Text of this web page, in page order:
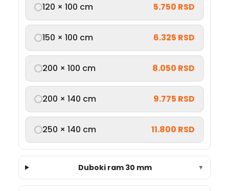
120 × 100 cm 5.750 RSD
150 × 100 cm 6.325 RSD
200 × 100 cm 8.050 RSD
200 × 140 cm 9.775 RSD
250 × 140 cm 11.800 RSD
Duboki ram 30 mm ▼